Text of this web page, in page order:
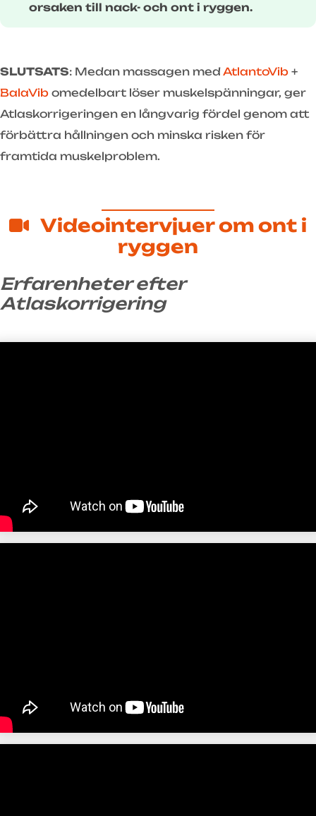
orsaken till nack- och ont i ryggen.
SLUTSATS: Medan massagen medAtlantoVib +
BalaVib omedelbart löser muskelspänningar, ger
Atlaskorrigeringen en långvarig fördel genom att
förbättra hållningen och minska risken för
framtida muskelproblem.
Videointervjuer om ont i
ryggen
Erfarenheter efter
Atlaskorrigering